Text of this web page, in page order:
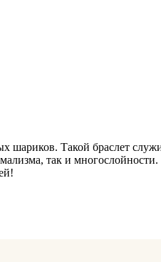
шариков. Такой браслет
так и